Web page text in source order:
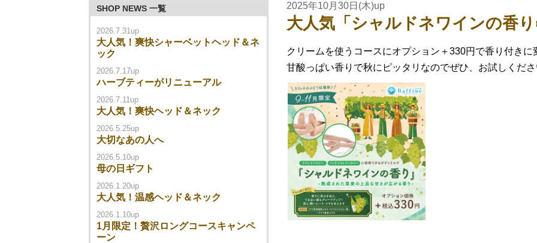
SHOP NEWS 一覧
2026.7.31up
大人気！爽快シャーベットヘッド＆ネ
ック
2026.7.17up
ハーブティーがリニューアル
2026.7.11up
大人気！爽快ヘッド＆ネック
2026.5.25up
大切なあの人へ
2026.5.10up
母の日ギフト
2026.1.20up
大人気！温感ヘッド＆ネック
2026.1.10up
1月限定！贅沢ロングコースキャンペ
ーン
2025年10月30日(木)up
大人気「シャルドネワインの香り
クリームを使うコースにオプション＋330円で香り付きに
甘酸っぱい香りで秋にピッタリなのでぜひ、お試しくだ